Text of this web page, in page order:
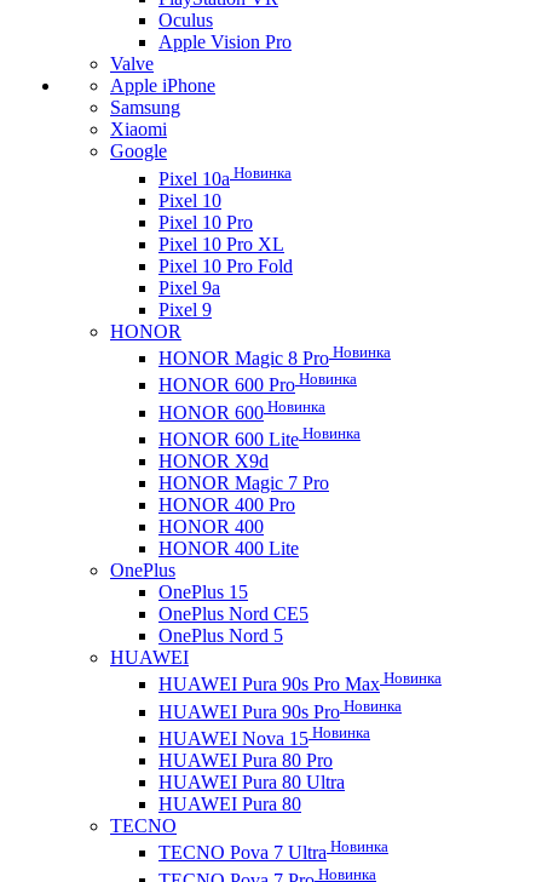
Oculus
Apple Vision Pro
Valve
Apple iPhone
Samsung
Xiaomi
Google
Pixel 10a Новинка
Pixel 10
Pixel 10 Pro
Pixel 10 Pro XL
Pixel 10 Pro Fold
Pixel 9a
Pixel 9
HONOR
HONOR Magic 8 Pro Новинка
HONOR 600 Pro Новинка
HONOR 600 Новинка
HONOR 600 Lite Новинка
HONOR X9d
HONOR Magic 7 Pro
HONOR 400 Pro
HONOR 400
HONOR 400 Lite
OnePlus
OnePlus 15
OnePlus Nord CE5
OnePlus Nord 5
HUAWEI
HUAWEI Pura 90s Pro Max Новинка
HUAWEI Pura 90s Pro Новинка
HUAWEI Nova 15 Новинка
HUAWEI Pura 80 Pro
HUAWEI Pura 80 Ultra
HUAWEI Pura 80
TECNO
TECNO Pova 7 Ultra Новинка
Новинка